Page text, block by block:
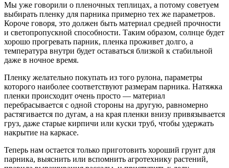
Мы уже говорили о пленочных теплицах, а потому советуем
выбирать пленку для парника примерно тех же параметров.
Короче говоря, это должен быть материал средней прочности
и светопропускной способности. Таким образом, солнце будет
хорошо прогревать парник, пленка проживет долго, а
температура внутри будет оставаться близкой к стабильной
даже в ночное время.
Пленку желательно покупать из того рулона, параметры
которого наиболее соответствуют размерам парника. Натяжка
пленки происходит очень просто — материал
перебрасывается с одной стороны на другую, равномерно
растягивается по дугам, а на края пленки внизу привязывается
груз, даже старые кирпичи или куски труб, чтобы удержать
накрытие на каркасе.
Теперь нам остается только приготовить хороший грунт для
парника, выяснить или вспомнить агротехнику растений,